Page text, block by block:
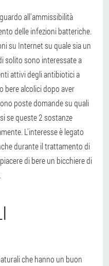
all'ammissibilità
delle infezioni batteriche.
su Internet su quale sia un
solito sono interessate a
attivi degli antibiotici a
bere alcolici dopo aver
poste domande su quali
se queste 2 sostanze
L'interesse è legato
durante il trattamento di
di bere un bicchiere di
che hanno un buon